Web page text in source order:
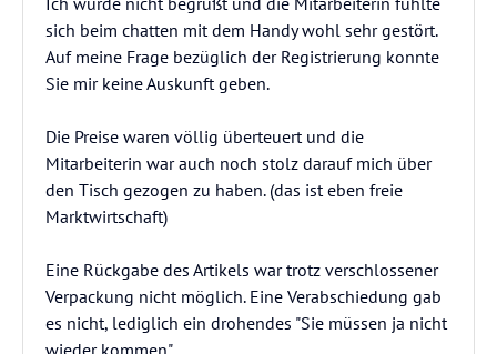
sich beim chatten mit dem Handy wohl sehr gestört.
Auf meine Frage bezüglich der Registrierung konnte
Sie mir keine Auskunft geben.
Die Preise waren völlig überteuert und die
Mitarbeiterin war auch noch stolz darauf mich über
den Tisch gezogen zu haben. (das ist eben freie
Marktwirtschaft)
Eine Rückgabe des Artikels war trotz verschlossener
Verpackung nicht möglich. Eine Verabschiedung gab
es nicht, lediglich ein drohendes "Sie müssen ja nicht
wieder kommen".